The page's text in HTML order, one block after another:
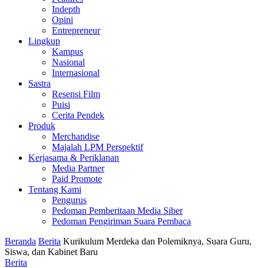
Indepth
Opini
Entrepreneur
Lingkup
Kampus
Nasional
Internasional
Sastra
Resensi Film
Puisi
Cerita Pendek
Produk
Merchandise
Majalah LPM Perspektif
Kerjasama & Periklanan
Media Partner
Paid Promote
Tentang Kami
Pengurus
Pedoman Pemberitaan Media Siber
Pedoman Pengiriman Suara Pembaca
Beranda Berita Kurikulum Merdeka dan Polemiknya, Suara Guru,
Siswa, dan Kabinet Baru
Berita